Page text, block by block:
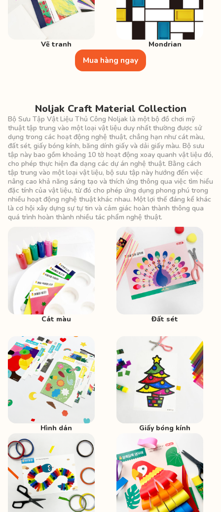
Vẽ tranh Mondrian
Mua hàng ngay
Noljak Craft Material Collection
Bộ Sưu Tập Vật Liệu Thủ Công Noljak là một bộ đồ chơi mỹ
thuật tập trung vào một loại vật liệu duy nhất thường được sử
dụng trong các hoạt động nghệ thuật, chẳng hạn như cát màu,
đất sét, giấy bóng kính, băng dính giấy và dải giấy màu. Bộ sưu
tập này bao gồm khoảng 10 tờ hoạt động xoay quanh vật liệu đó,
cho phép thực hiện đa dạng các dự án nghệ thuật. Bằng cách
tập trung vào một loại vật liệu, bộ sưu tập này hướng đến việc
nâng cao khả năng sáng tạo và thích ứng thông qua việc tìm hiểu
đặc tính của vật liệu, từ đó cho phép ứng dụng phong phú trong
nhiều hoạt động nghệ thuật khác nhau. Một lợi thế đáng kể khác
là cơ hội xây dựng sự tự tin và cảm giác hoàn thành thông qua
quá trình hoàn thành nhiều tác phẩm nghệ thuật.
Cát màu Đất sét
Hình dán Giấy bóng kính